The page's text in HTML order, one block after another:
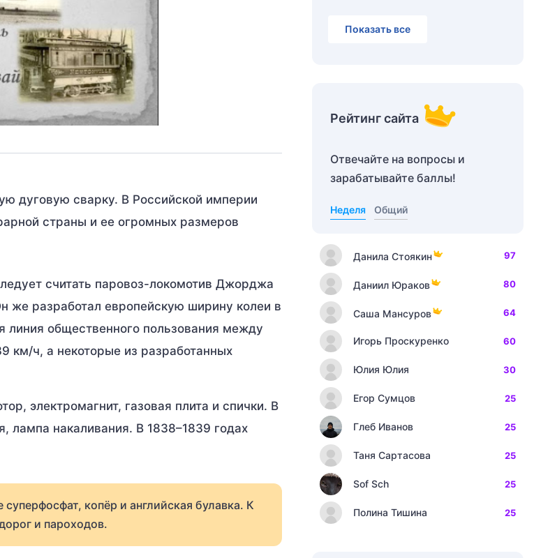
дуговую сварку. В Российской империи
страны и ее огромных размеров
считать паровоз-локомотив Джорджа
же разработал европейскую ширину колеи в
общественного пользования между
км/ч, а некоторые из разработанных
электромагнит, газовая плита и спички. В
лампа накаливания. В 1838–1839 годах
копёр и английская булавка. К
и пароходов.
Показать все
Рейтинг сайта
Отвечайте на вопросы и
зарабатывайте баллы!
Неделя Общий
Данила Стоякин 97
Даниил Юраков 80
Саша Мансуров 64
Игорь Проскуренко 60
Юлия Юлия 30
Егор Сумцов 25
Глеб Иванов 25
Таня Сартасова 25
Sof Sch 25
Полина Тишина 25